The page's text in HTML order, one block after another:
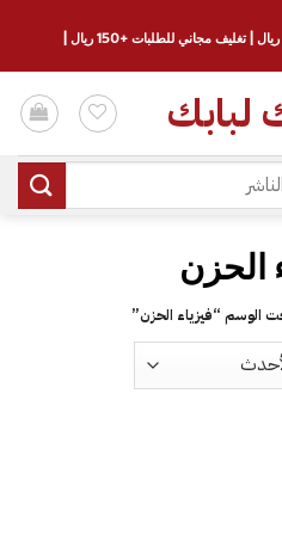
الحزن
الوسم “فيزياء الحزن”